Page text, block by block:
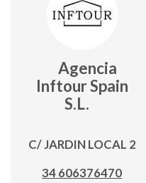
Agencia
Inftour Spain
S.L.
C/ JARDIN LOCAL 2
34 606376470